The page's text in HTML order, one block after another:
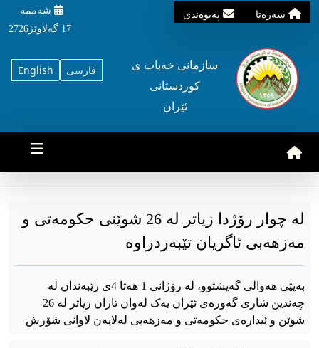
سه‌ره‌تا په‌یوه‌ندی
شه‌ممه‌
17 گه‌لاوێژ2726
English فارسی
سازمانی خه‌بات ی
کوردستانی
ئێران
لە چوار رۆژدا زیاتر لە 26 شوێنی حکومەتی و
مەزهەبی ئاگریان تێبەردراوە
بەپێی هەوالی گەیشتوو، لە رۆژانی 1 هەتا 4ی رێبەندان لە
چەندین شاری گەورەی ئێران یەک لەوان تاران زیاتر لە 26
شوێن و ئیدارەی حکومەتی و مەزهەبی لەلایەن لاوانی شۆرش